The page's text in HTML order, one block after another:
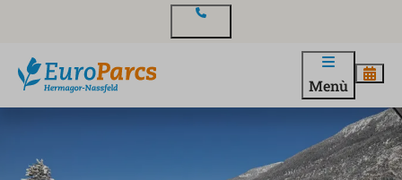
Menù